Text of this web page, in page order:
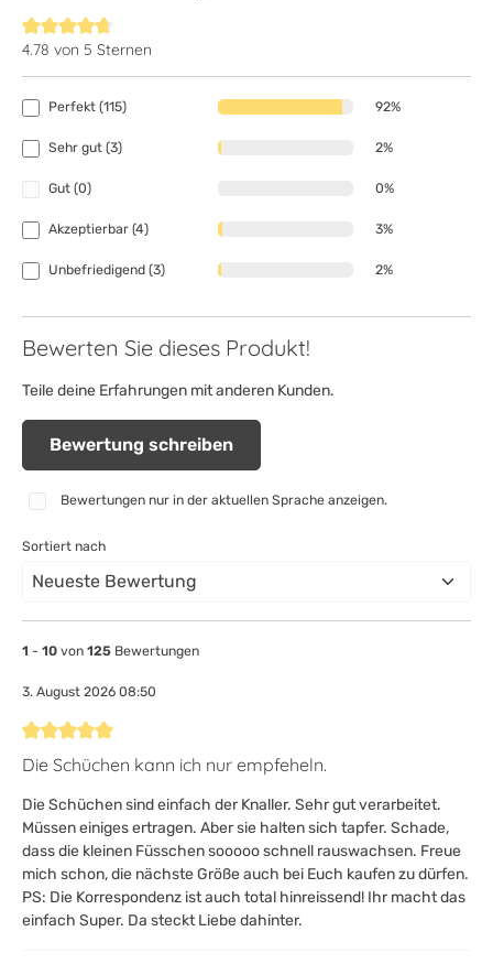
Durchschnittliche Bewertung von 4.7 von 5 Sternen
4.78 von 5 Sternen
Perfekt (115) 92%
Sehr gut (3) 2%
Gut (0) 0%
Akzeptierbar (4) 3%
Unbefriedigend (3) 2%
Bewerten Sie dieses Produkt!
Teile deine Erfahrungen mit anderen Kunden.
Bewertung schreiben
Bewertungen nur in der aktuellen Sprache anzeigen.
Sortiert nach
1 - 10 von 125 Bewertungen
3. August 2026 08:50
Bewertung mit 5 von 5 Sternen
Die Schüchen kann ich nur empfeheln.
Die Schüchen sind einfach der Knaller. Sehr gut verarbeitet.
Müssen einiges ertragen. Aber sie halten sich tapfer. Schade,
dass die kleinen Füsschen sooooo schnell rauswachsen. Freue
mich schon, die nächste Größe auch bei Euch kaufen zu dürfen.
PS: Die Korrespondenz ist auch total hinreissend! Ihr macht das
einfach Super. Da steckt Liebe dahinter.